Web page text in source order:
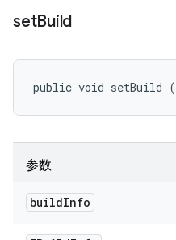
setBuild
public void setBuild (
参数
buildInfo